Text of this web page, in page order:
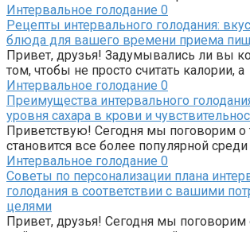
Интервальное голодание 0
Рецепты интервального голодания:
блюда для вашего времени приема
Привет, друзья! Задумывались ли вы
том, чтобы не просто считать калории, а
Интервальное голодание 0
Преимущества интервального
уровня сахара в крови и
Приветствую! Сегодня мы поговорим о
становится все более популярной среди
Интервальное голодание 0
Советы по персонализации плана
голодания в соответствии с вашими
целями
Привет, друзья! Сегодня мы поговорим